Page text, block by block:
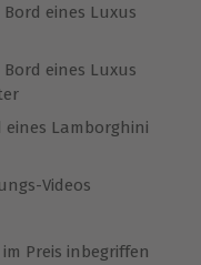
eines Luxus
eines Luxus
Lamborghini
Videos
Preis inbegriffen